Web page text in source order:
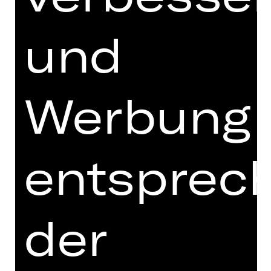
NACH DEM LEBEN
Hirokazu Kore-eda
Vorstellung
Schauspielhaus
SCHAUSPIEL
und
Werbung
der